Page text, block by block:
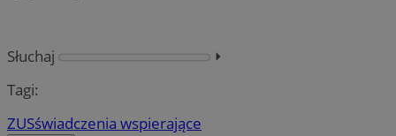
Słuchaj
⏵︎
Tagi:
ZUSświadczenia wspierające